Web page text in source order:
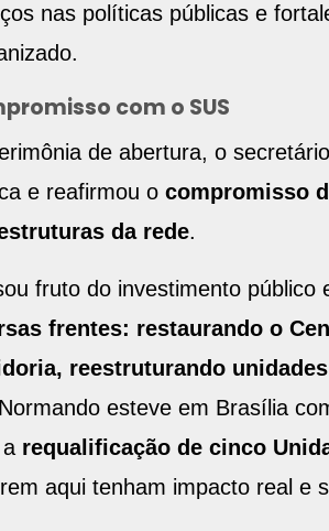
nas políticas públicas e
com o SUS
de abertura, o
e reafirmou o compromisso
da rede.
fruto do investimento
frentes: restaurando o
reestruturando
esteve em Brasília
requalificação de cinco
aqui tenham impacto real e